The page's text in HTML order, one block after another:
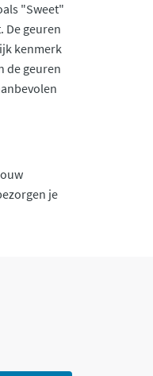
"Sweet"
De geuren
kenmerk
de geuren
je